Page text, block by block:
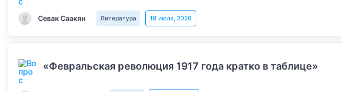
Севак Саакян Литература 18 июля, 2026
«Февральская революция 1917 года кратко в таблице»